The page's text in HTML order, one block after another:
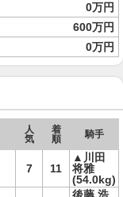
0万円
600万円
0万円
人
気
着
順
騎手
7 11
▲川田
将雅
(54.0kg)